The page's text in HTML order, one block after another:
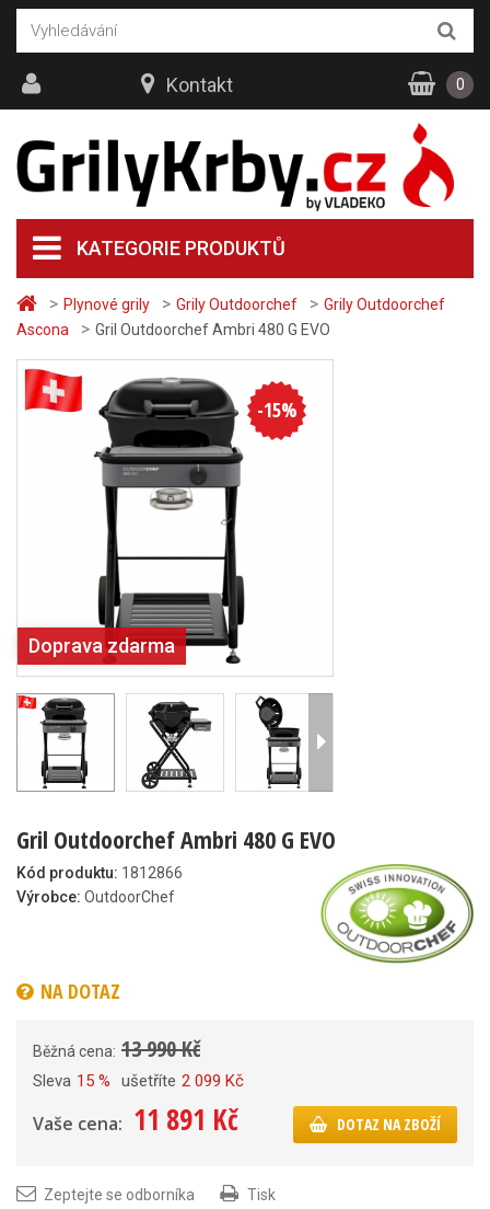
> Plynové grily > Grily Outdoorchef > Grily Outdoorchef
Ascona
> Gril Outdoorchef Ambri 480 G EVO
Doprava zdarma
-15%
Gril Outdoorchef Ambri 480 G EVO
Kód produktu: 1812866
Výrobce: OutdoorChef
NA DOTAZ
Běžná cena: 13 990 Kč
Sleva 15 % ušetříte 2 099 Kč
Vaše cena: 11 891 Kč DOTAZ NA ZBOŽÍ
Zeptejte se odborníka Tisk
KATEGORIE PRODUKTŮ
Kontakt 0